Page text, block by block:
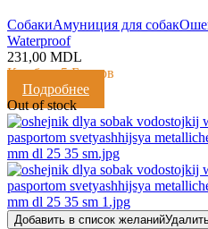
CобакиАмуниция для собак
Waterproof
231,00 MDL
Кешбэк:5 Баллов
Подробнее
Out of stock
Добавить в список желаний